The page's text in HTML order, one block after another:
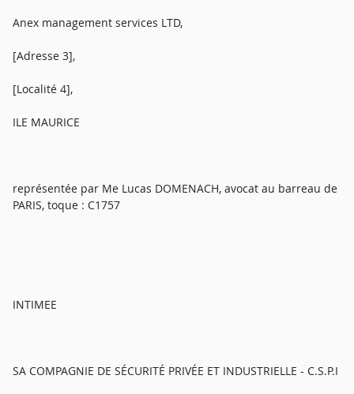
Anex management services LTD,
[Adresse 3],
[Localité 4],
ILE MAURICE
représentée par Me Lucas DOMENACH, avocat au barreau de
PARIS, toque : C1757
INTIMEE
SA COMPAGNIE DE SÉCURITÉ PRIVÉE ET INDUSTRIELLE - C.S.P.I